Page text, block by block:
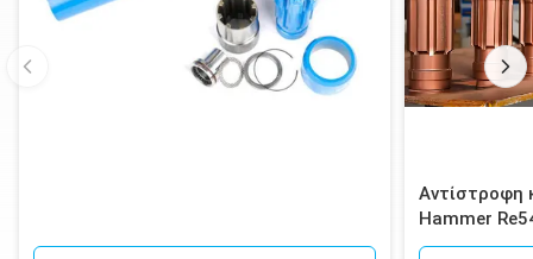
Αντίστροφη
Hammer
κυκλοφορία